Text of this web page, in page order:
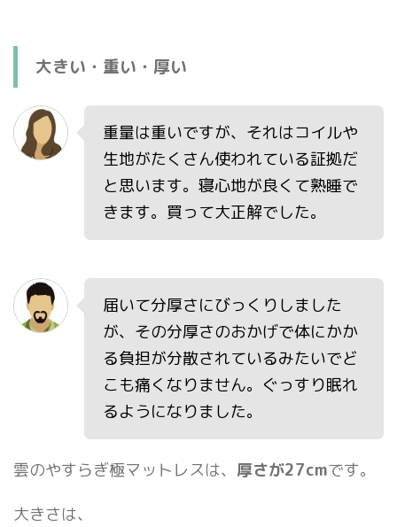
大きい・重い・厚い
重量は重いですが、それはコイルや
生地がたくさん使われている証拠だ
と思います。寝心地が良くて熟睡で
きます。買って大正解でした。
届いて分厚さにびっくりしました
が、その分厚さのおかげで体にかか
る負担が分散されているみたいでど
こも痛くなりません。ぐっすり眠れ
るようになりました。
雲のやすらぎ極マットレスは、 厚さが27cmです。
大きさは、